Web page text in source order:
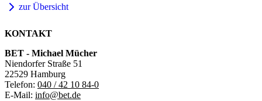
zur Übersicht
KONTAKT
BET - Michael Mücher
Niendorfer Straße 51
22529 Hamburg
Telefon: 040 / 42 10 84-0
E-Mail: info@bet.de